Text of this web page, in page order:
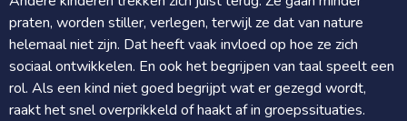
praten, worden stiller, verlegen, terwijl ze dat van nature
helemaal niet zijn. Dat heeft vaak invloed op hoe ze zich
sociaal ontwikkelen. En ook het begrijpen van taal speelt een
rol. Als een kind niet goed begrijpt wat er gezegd wordt,
raakt het snel overprikkeld of haakt af in groepssituaties.